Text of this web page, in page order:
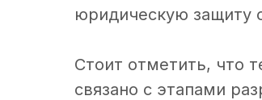
юридическую защиту
Стоит отметить, что
связано с этапами